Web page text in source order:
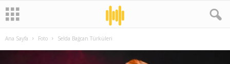
Ana Sayfa Foto Selda Bağcan Türküleri